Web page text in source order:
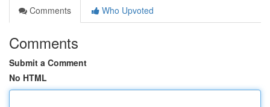
Comments
Who Upvoted
Comments
Submit a Comment
No HTML